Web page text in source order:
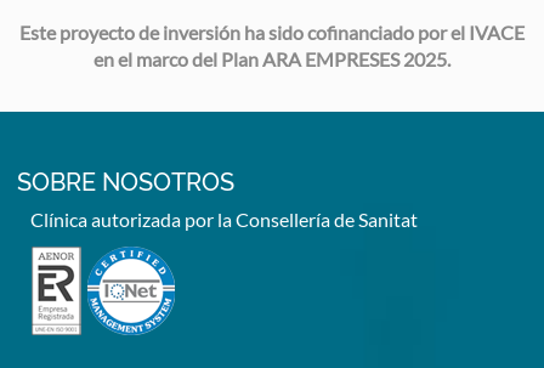
Este proyecto de inversión ha sido cofinanciado por el IVACE
en el marco del Plan ARA EMPRESES 2025.
SOBRE NOSOTROS
Clínica autorizada por la Consellería de Sanitat